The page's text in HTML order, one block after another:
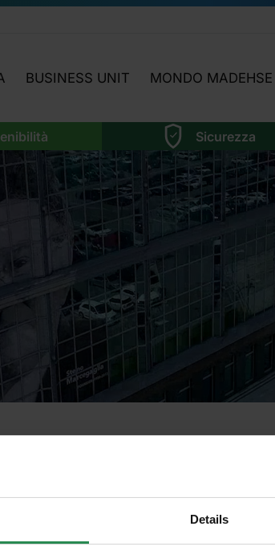
Details
BUSINESS UNIT
LABORATORIO
SOSTENIBILITÀ
SICUREZZA
FORMAZIONE
SOFTWARE
MONDO MADEHSE
HIGHLIGHTS
OGGI INCONTRIAMO…
APPROFONDIMENTI
FOCUS TEMATICI
Sicurezza